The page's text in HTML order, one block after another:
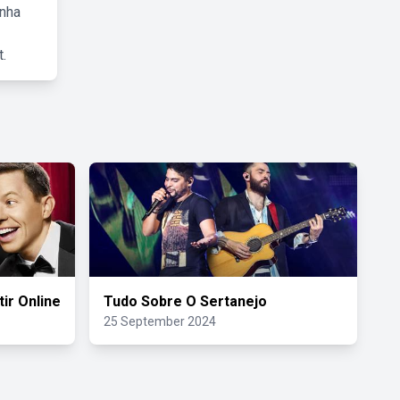
Online Tudo Sobre O Sertanejo
25 September 2024